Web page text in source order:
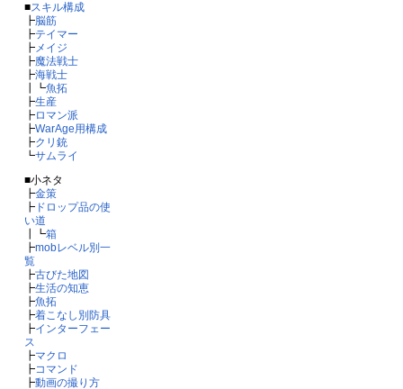
■スキル構成
┣脳筋
┣テイマー
┣メイジ
┣魔法戦士
┣海戦士
┃┗魚拓
┣生産
┣ロマン派
┣WarAge用構成
┣クリ銃
┗サムライ
■小ネタ
┣金策
┣ドロップ品の使
い道
┃┗箱
┣mobレベル別一
覧
┣古びた地図
┣生活の知恵
┣魚拓
┣着こなし別防具
┣インターフェー
ス
┣マクロ
┣コマンド
┣動画の撮り方